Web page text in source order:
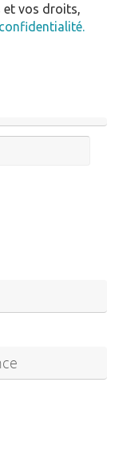
et vos droits,